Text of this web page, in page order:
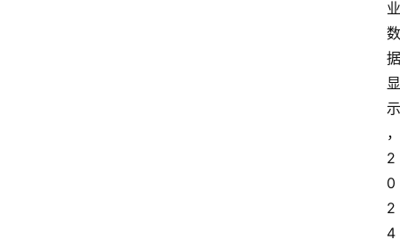
业
数
据
显
示
，
2
0
2
4